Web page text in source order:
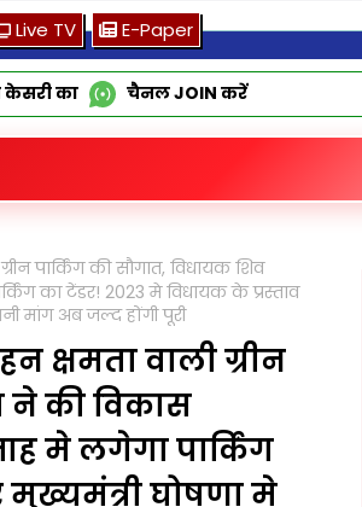
Live TV E-Paper
केसरी का चैनलJOIN करें
पार्किंग की सौगात, विधायक शिव
का टेंडर! 2023 मे विधायक के प्रस्ताव
मांग अब जल्द होंगी पूरी
क्षमता वाली ग्रीन
ने की विकास
मे लगेगा पार्किंग
मुख्यमंत्री घोषणा मे